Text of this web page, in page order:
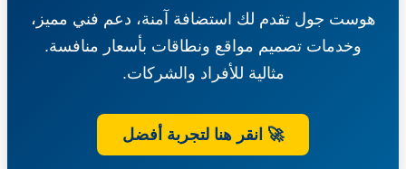
ببلدية
البيضاء-
أمانة
المنطقة
هوست جول تقدم لك استضافة آمنة، دعم فني مميز،
وخدمات تصميم مواقع ونطاقات بأسعار منافسة.
مثالية للأفراد والشركات.
🚀 انقر هنا لتجربة أفضل